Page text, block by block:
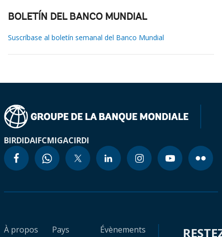
BOLETÍN DEL BANCO MUNDIAL
Suscríbase al boletín semanal del Banco Mundial
BIRDIDAIFCMIGACIRDI
À propos
Pays
Évènements